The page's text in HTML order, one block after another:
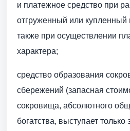
и платежное средство при
отгруженный или купленный
также при осуществлении
характера;
средство образования
сбережений (запасная
сокровища, абсолютного
богатства, выступает